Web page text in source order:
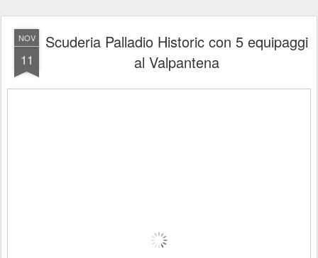
NOV
11
Scuderia Palladio Historic con 5 equipaggi
al Valpantena